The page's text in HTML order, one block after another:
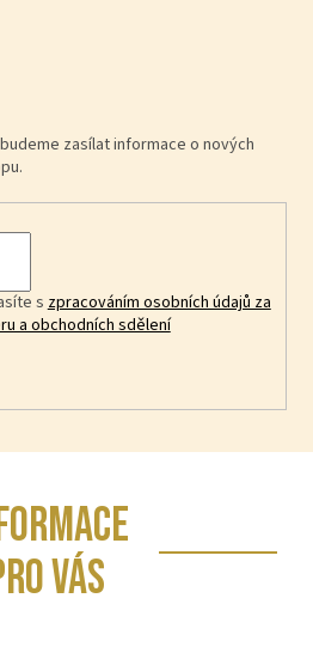
zasílat informace o nových
s zpracováním osobních údajů za
a obchodních sdělení
VÁS